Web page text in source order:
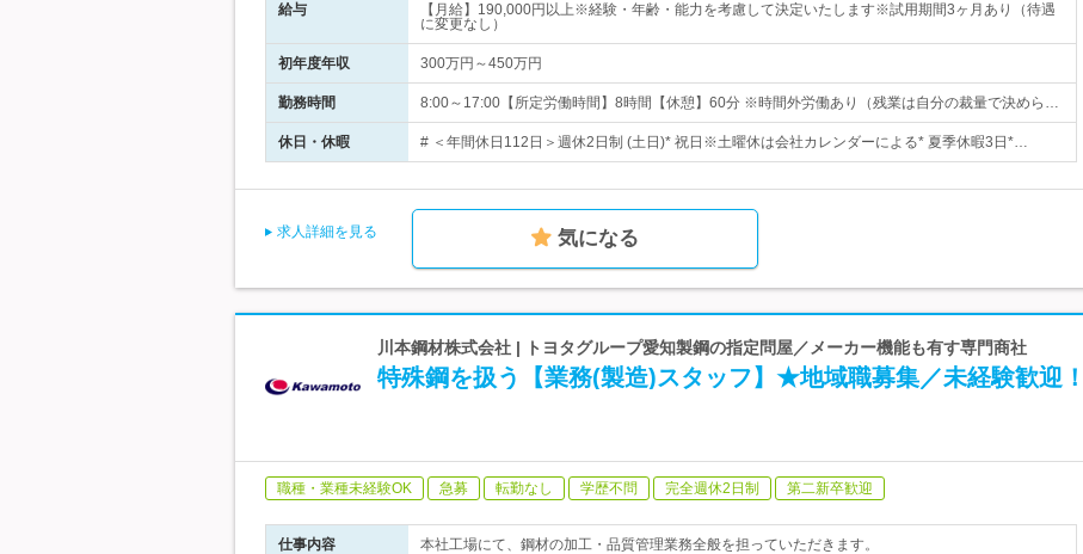
給与
【月給】190,000円以上※経験・年齢・能力を考慮して決定いたします※試用期間3ヶ月あり（待遇
に変更なし）
初年度年収 300万円～450万円
勤務時間 8:00～17:00【所定労働時間】8時間【休憩】60分 ※時間外労働あり（残業は自分の裁量で決めら…
休日・休暇 # ＜年間休日112日＞週休2日制 (土日)* 祝日※土曜休は会社カレンダーによる* 夏季休暇3日*…
求人詳細を見る 気になる
川本鋼材株式会社 | トヨタグループ愛知製鋼の指定問屋／メーカー機能も有す専門商社
特殊鋼を扱う【業務(製造)スタッフ】★地域職募集／未経験歓迎！
職種・業種未経験OK 急募 転勤なし 学歴不問 完全週休2日制 第二新卒歓迎
仕事内容 本社工場にて、鋼材の加工・品質管理業務全般を担っていただきます。